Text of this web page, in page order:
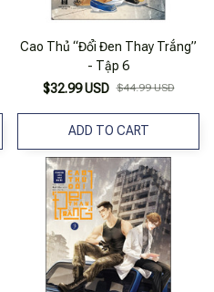
Cao Thủ “Đổi Đen Thay Trắng”
- Tập 6
$32.99 USD $44.99 USD
ADD TO CART